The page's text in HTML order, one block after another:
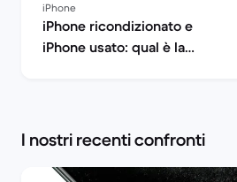
iPhone
iPhone ricondizionato e
iPhone usato: qual è la
I nostri recenti confronti